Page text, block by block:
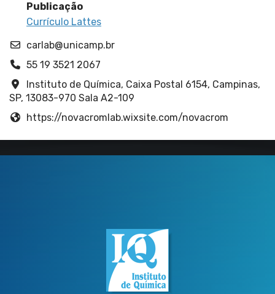
Publicação
Currículo Lattes
carlab@unicamp.br
55 19 3521 2067
Instituto de Química, Caixa Postal 6154, Campinas,
SP, 13083-970 Sala A2-109
https://novacromlab.wixsite.com/novacrom